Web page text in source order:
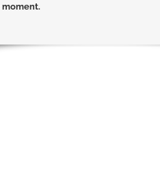
moment.